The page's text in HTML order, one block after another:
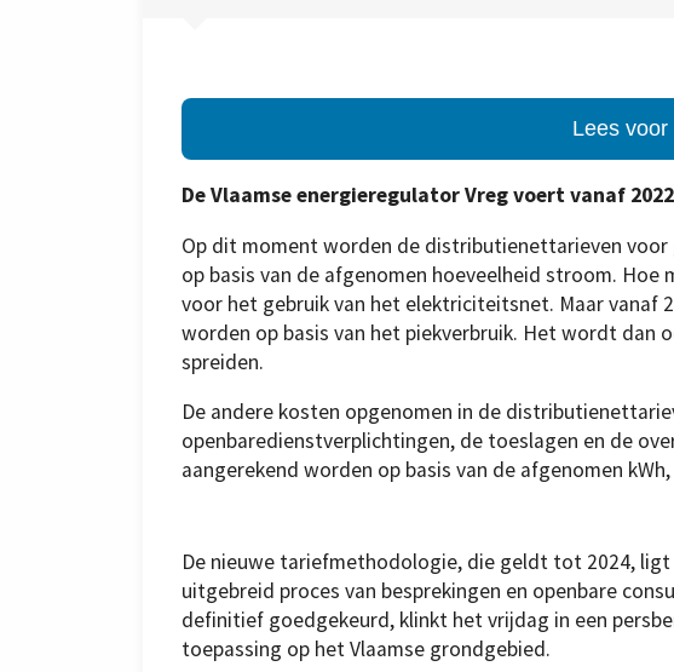
Lees voor
De Vlaamse energieregulator Vreg voert vanaf
Op dit moment worden de distributienettarieven voor
op basis van de afgenomen hoeveelheid stroom. Hoe
voor het gebruik van het elektriciteitsnet. Maar vanaf
worden op basis van het piekverbruik. Het wordt
spreiden.
De andere kosten opgenomen in de
openbaredienstverplichtingen, de toeslagen en de
aangerekend worden op basis van de afgenomen
De nieuwe tariefmethodologie, die geldt tot 2024, ligt
uitgebreid proces van besprekingen en openbare
definitief goedgekeurd, klinkt het vrijdag in een
toepassing op het Vlaamse grondgebied.